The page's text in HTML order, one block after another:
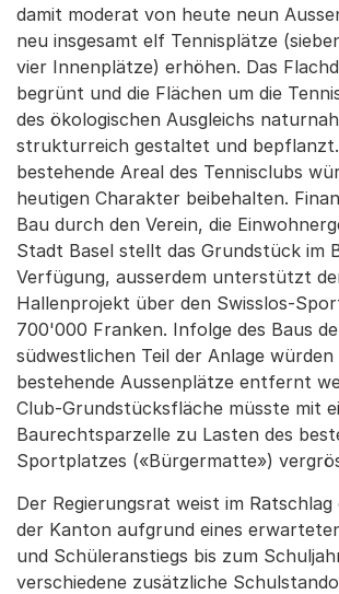
damit moderat von heute neun
neu insgesamt elf Tennisplätze
vier Innenplätze) erhöhen. Das
begrünt und die Flächen um die
des ökologischen Ausgleichs
strukturreich gestaltet und
bestehende Areal des Tennisclubs
heutigen Charakter beibehalten.
Bau durch den Verein, die
Stadt Basel stellt das Grundstück im
Verfügung, ausserdem unterstützt
Hallenprojekt über den Swisslos-
700'000 Franken. Infolge des Baus
südwestlichen Teil der Anlage würden
bestehende Aussenplätze entfernt
Club-Grundstücksfläche müsste mit
Baurechtsparzelle zu Lasten des
Sportplatzes («Bürgermatte»)
Der Regierungsrat weist im
der Kanton aufgrund eines
und Schüleranstiegs bis zum
verschiedene zusätzliche